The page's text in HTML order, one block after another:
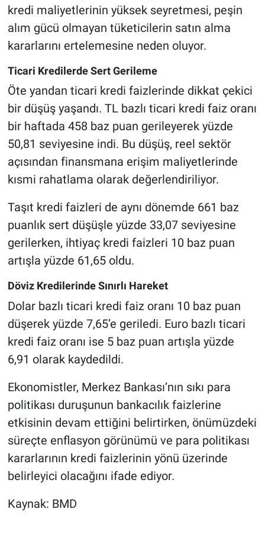
kredi maliyetlerinin yüksek seyretmesi, peşin
alım gücü olmayan tüketicilerin satın alma
kararlarını ertelemesine neden oluyor.
Ticari Kredilerde Sert Gerileme
Öte yandan ticari kredi faizlerinde dikkat çekici
bir düşüş yaşandı. TL bazlı ticari kredi faiz oranı
bir haftada 458 baz puan gerileyerek yüzde
50,81 seviyesine indi. Bu düşüş, reel sektör
açısından finansmana erişim maliyetlerinde
kısmi rahatlama olarak değerlendiriliyor.
Taşıt kredi faizleri de aynı dönemde 661 baz
puanlık sert düşüşle yüzde 33,07 seviyesine
gerilerken, ihtiyaç kredi faizleri 10 baz puan
artışla yüzde 61,65 oldu.
Döviz Kredilerinde Sınırlı Hareket
Dolar bazlı ticari kredi faiz oranı 10 baz puan
düşerek yüzde 7,65’e geriledi. Euro bazlı ticari
kredi faiz oranı ise 5 baz puan artışla yüzde
6,91 olarak kaydedildi.
Ekonomistler, Merkez Bankası’nın sıkı para
politikası duruşunun bankacılık faizlerine
etkisinin devam ettiğini belirtirken, önümüzdeki
süreçte enflasyon görünümü ve para politikası
kararlarının kredi faizlerinin yönü üzerinde
belirleyici olacağını ifade ediyor.
Kaynak: BMD